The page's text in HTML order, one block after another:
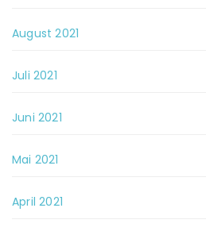
August 2021
Juli 2021
Juni 2021
Mai 2021
April 2021